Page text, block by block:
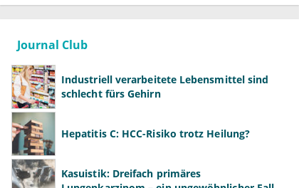
Journal Club
Industriell verarbeitete Lebensmittel sind
schlecht fürs Gehirn
Hepatitis C: HCC-Risiko trotz Heilung?
Kasuistik: Dreifach primäres